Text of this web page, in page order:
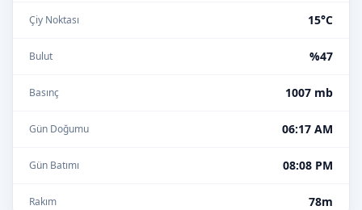
Çiy Noktası 15°C
Bulut %47
Basınç 1007 mb
Gün Doğumu 06:17 AM
Gün Batımı 08:08 PM
Rakım 78m